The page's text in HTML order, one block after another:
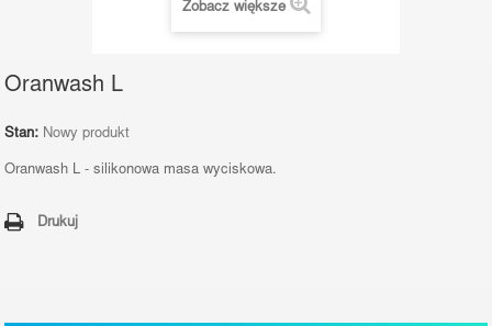
Zobacz większe
Oranwash L
Stan: Nowy produkt
Oranwash L - silikonowa masa wyciskowa.
Drukuj